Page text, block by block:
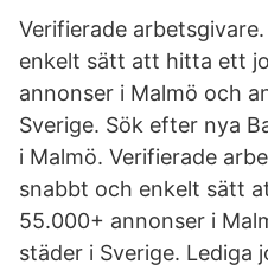
Verifierade
enkelt sätt att hitta ett
annonser i Malmö och
Sverige. Sök efter nya
i Malmö. Verifierade
snabbt och enkelt sätt
55.000+ annonser i
städer i Sverige. Lediga